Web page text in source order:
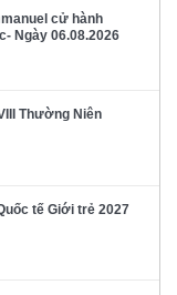
cử hành
Ngày 06.08.2026
Thường Niên
tế Giới trẻ 2027